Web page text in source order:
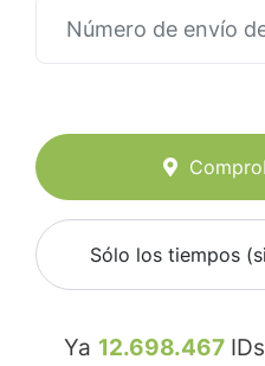
Sólo los tiempos
Ya 12.698.467